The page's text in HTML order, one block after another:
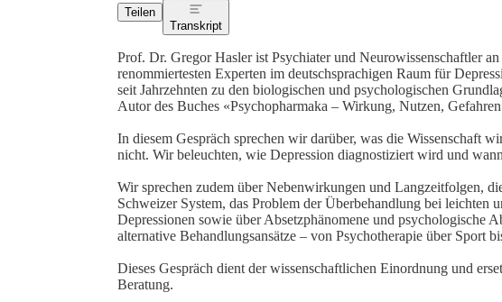
Teilen
Transkript
Prof. Dr. Gregor Hasler ist Psychiater und Neurowissenschaftler
renommiertesten Experten im deutschsprachigen Raum für
seit Jahrzehnten zu den biologischen und psychologischen
Autor des Buches «Psychopharmaka – Wirkung, Nutzen,
In diesem Gespräch sprechen wir darüber, was die Wissenschaft
nicht. Wir beleuchten, wie Depression diagnostiziert wird und
Wir sprechen zudem über Nebenwirkungen und Langzeitfolgen,
Schweizer System, das Problem der Überbehandlung bei leichten
Depressionen sowie über Absetzphänomene und psychologische
alternative Behandlungsansätze – von Psychotherapie über Sport
Dieses Gespräch dient der wissenschaftlichen Einordnung und
Beratung.